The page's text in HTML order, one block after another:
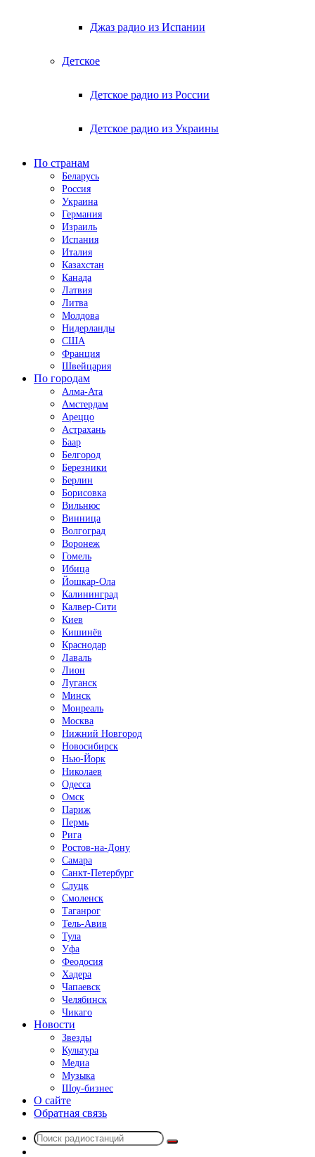
Джаз радио из Испании
Детское
Детское радио из России
Детское радио из Украины
По странам
Беларусь
Россия
Украина
Германия
Израиль
Испания
Италия
Казахстан
Канада
Латвия
Литва
Молдова
Нидерланды
США
Франция
Швейцария
По городам
Алма-Ата
Амстердам
Ареццо
Астрахань
Баар
Белгород
Березники
Берлин
Борисовка
Вильнюс
Винница
Волгоград
Воронеж
Гомель
Ибица
Йошкар-Ола
Калининград
Калвер-Сити
Киев
Кишинёв
Краснодар
Лаваль
Лион
Луганск
Минск
Монреаль
Москва
Нижний Новгород
Новосибирск
Нью-Йорк
Николаев
Одесса
Омск
Париж
Пермь
Рига
Ростов-на-Дону
Самара
Санкт-Петербург
Слуцк
Смоленск
Таганрог
Тель-Авив
Тула
Уфа
Феодосия
Хадера
Чапаевск
Челябинск
Чикаго
Новости
Звезды
Культура
Медиа
Музыка
Шоу-бизнес
О сайте
Обратная связь
Поиск